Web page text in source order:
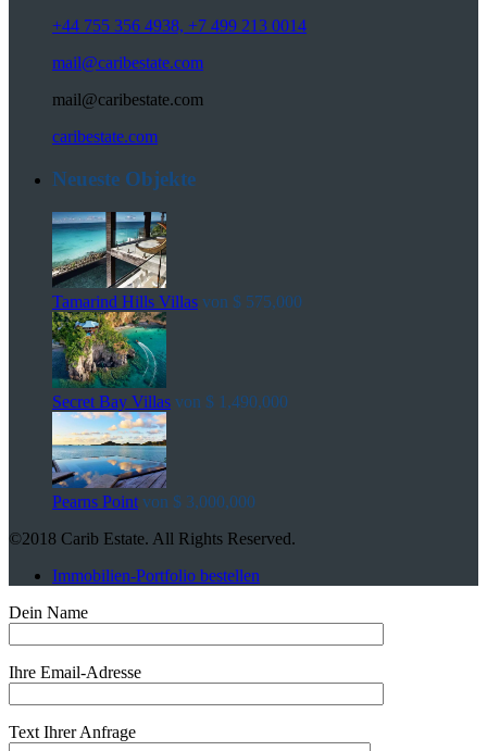
+44 755 356 4938, +7 499 213 0014
mail@caribestate.com
mail@caribestate.com
caribestate.com
Neueste Objekte
Tamarind Hills Villas von $ 575,000
Secret Bay Villas von $ 1,490,000
Pearns Point von $ 3,000,000
©2018 Carib Estate. All Rights Reserved.
Immobilien-Portfolio bestellen
Dein Name
Ihre Email-Adresse
Text Ihrer Anfrage